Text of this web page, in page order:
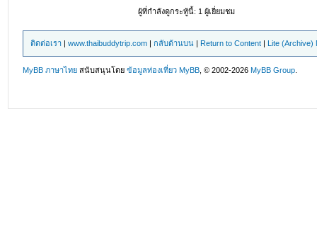
ผู้ที่กำลังดูกระทู้นี้: 1 ผู้เยี่ยมชม
ติดต่อเรา |www.thaibuddytrip.com |กลับด้านบน | Return to Content | Lite (Archive)
MyBB ภาษาไทย สนับสนุนโดยข้อมูลท่องเที่ยว MyBB , © 2002-2026MyBB Group